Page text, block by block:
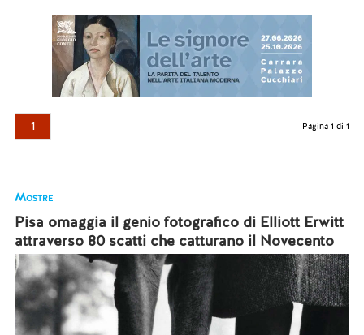
1 Pagina 1 di 1
Mostre
Pisa omaggia il genio fotografico di Elliott Erwitt
attraverso 80 scatti che catturano il Novecento